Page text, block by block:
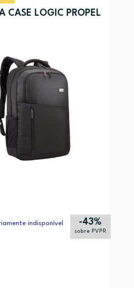
CASE LOGIC PROPEL
indisponível -43%
sobre PVPR